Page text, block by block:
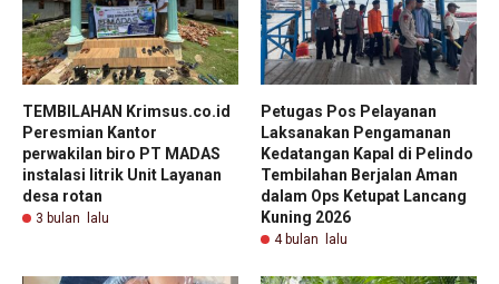
TEMBILAHAN Krimsus.co.id
Peresmian Kantor
perwakilan biro PT MADAS
instalasi litrik Unit Layanan
desa rotan
3 bulan lalu
Petugas Pos Pelayanan
Laksanakan Pengamanan
Kedatangan Kapal di Pelindo
Tembilahan Berjalan Aman
dalam Ops Ketupat Lancang
Kuning 2026
4 bulan lalu